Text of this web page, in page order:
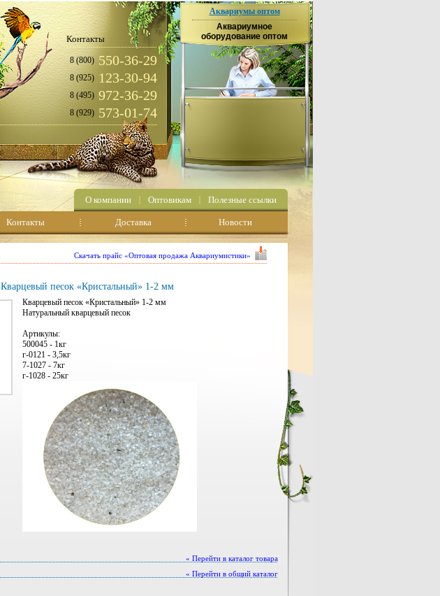
Контакты
8 (800) 550-36-29
8 (925) 123-30-94
8 (495) 972-36-29
8 (929) 573-01-74
Аквариумы оптом
Аквариумное
оборудование оптом
О компании Оптовикам Полезные ссылки
Контакты Доставка Новости
Скачать прайс «Оптовая продажа Аквариумистики»
Кварцевый песок «Кристальный» 1-2 мм
Кварцевый песок «Кристальный» 1-2 мм
Натуральный кварцевый песок
Артикулы:
500045 - 1кг
г-0121 - 3,5кг
7-1027 - 7кг
г-1028 - 25кг
« Перейти в каталог товара
« Перейти в общий каталог